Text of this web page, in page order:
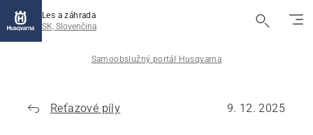
Les a záhrada
SK, Slovenčina
Samoobslužný portál Husqvarna
Reťazové píly 9. 12. 2025